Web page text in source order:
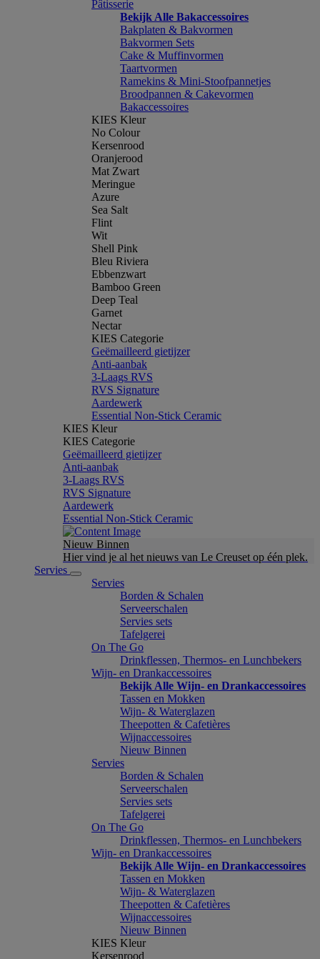
Pâtisserie
Bekijk Alle Bakaccessoires
Bakplaten & Bakvormen
Bakvormen Sets
Cake & Muffinvormen
Taartvormen
Ramekins & Mini-Stoofpannetjes
Broodpannen & Cakevormen
Bakaccessoires
KIES Kleur
No Colour
Kersenrood
Oranjerood
Mat Zwart
Meringue
Azure
Sea Salt
Flint
Wit
Shell Pink
Bleu Riviera
Ebbenzwart
Bamboo Green
Deep Teal
Garnet
Nectar
KIES Categorie
Geëmailleerd gietijzer
Anti-aanbak
3-Laags RVS
RVS Signature
Aardewerk
Essential Non-Stick Ceramic
KIES Kleur
KIES Categorie
Geëmailleerd gietijzer
Anti-aanbak
3-Laags RVS
RVS Signature
Aardewerk
Essential Non-Stick Ceramic
Nieuw Binnen
Hier vind je al het nieuws van Le Creuset op één plek.
Servies
Servies
Borden & Schalen
Serveerschalen
Servies sets
Tafelgerei
On The Go
Drinkflessen, Thermos- en Lunchbekers
Wijn- en Drankaccessoires
Bekijk Alle Wijn- en Drankaccessoires
Tassen en Mokken
Wijn- & Waterglazen
Theepotten & Cafetières
Wijnaccessoires
Nieuw Binnen
Servies
Borden & Schalen
Serveerschalen
Servies sets
Tafelgerei
On The Go
Drinkflessen, Thermos- en Lunchbekers
Wijn- en Drankaccessoires
Bekijk Alle Wijn- en Drankaccessoires
Tassen en Mokken
Wijn- & Waterglazen
Theepotten & Cafetières
Wijnaccessoires
Nieuw Binnen
KIES Kleur
Kersenrood